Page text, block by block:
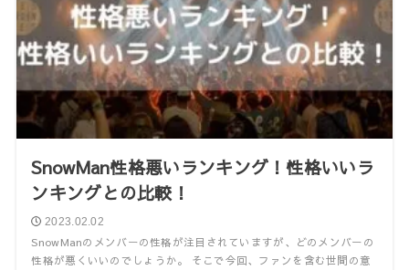
SnowMan性格悪いランキング！性格いいラ
ンキングとの比較！
2023.02.02
SnowManのメンバーの性格が注目されていますが、どのメンバーの
性格が悪くいいのでしょうか。 そこで今回、ファンを含む世間の意